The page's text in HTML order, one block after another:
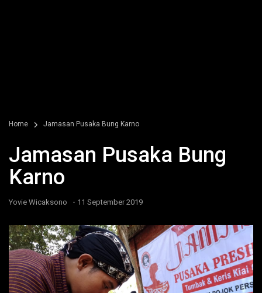
Home Jamasan Pusaka Bung Karno
Jamasan Pusaka Bung
Karno
Yovie Wicaksono - 11 September 2019